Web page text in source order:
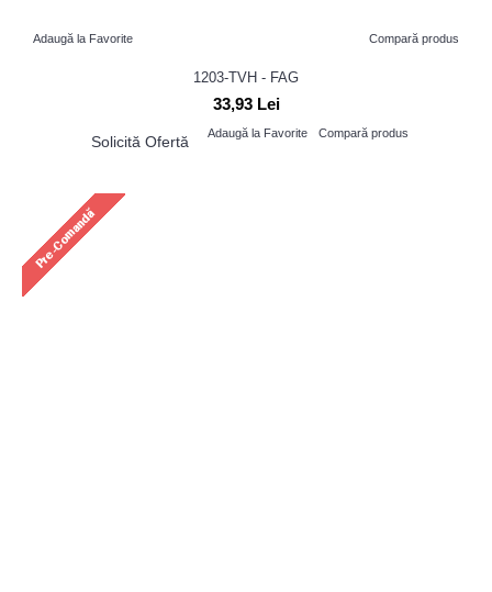
Adaugă la Favorite Compară produs
1203-TVH - FAG
33,93 Lei
Solicită Ofertă Adaugă la Favorite Compară produs